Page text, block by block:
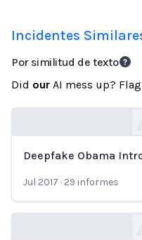
Incidentes
Por similitud de texto
Did our AI mess up? Flag
Loading...
Deepfake Obama
Jul 2017 · 29 informes